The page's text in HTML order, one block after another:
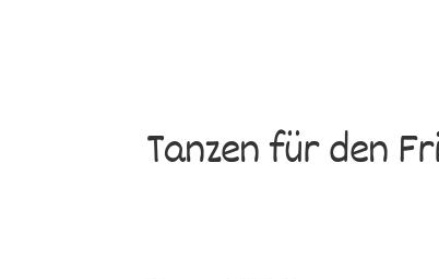
Tanzen für den